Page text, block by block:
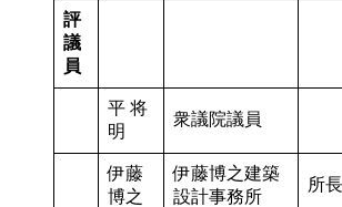
評
議
員
平 将
明
衆議院議員
伊藤
博之
伊藤博之建築
設計事務所
所長